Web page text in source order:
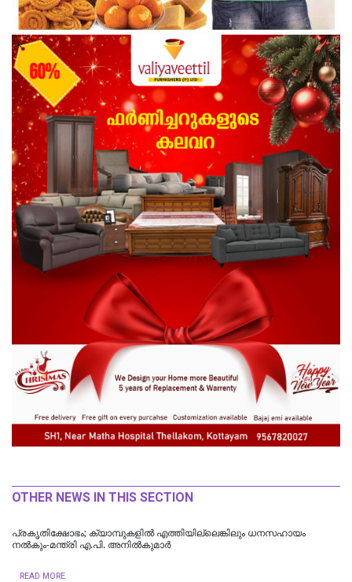
OTHER NEWS IN THIS SECTION
പ്രകൃതിക്ഷോഭം; ക്യാമ്പുകളിൽ എത്തിയില്ലെങ്കിലും ധനസഹായം
നൽകും-മന്ത്രി എ.പി. അനിൽകുമാർ
READ MORE